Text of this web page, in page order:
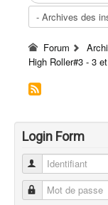
Forum
High Roller#3 - 3
Login Form
Identifiant
Mot de passe